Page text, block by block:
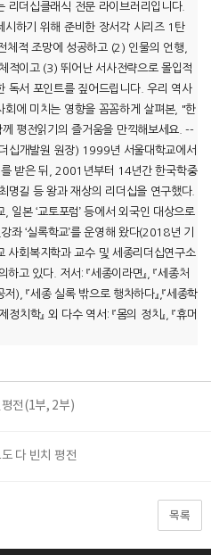
리더십클래식 전문 라이브러리입니다.
시하기 위해 준비한 장서각 시리즈 1탄
적 조망에 성공하고 (2) 인물의 언행,
적이고 (3) 뛰어난 서사전략으로 몰입적
독서 포인트를 짚어드립니다. 우리 역사
에 미치는 영향을 꼼꼼하게 살펴본, "한
평전읽기의 즐거움을 만끽해보세요. --
십개발원 원장) 1999년 서울대학교에서
를 받은 뒤, 2001년부터 14년간 한국학중
명길 등 왕과 재상의 리더십을 연구했다.
일본 ‘교토포럼’ 등에서 외국인 대상으로
좌 ‘실록학교’를 운영해 왔다(2018년 기
회복지학과 교수 및 세종리더십연구소
고 있다. 저서: 『세종이라면』, 『세종처
저), 『세종 실록 밖으로 행차하다』,『세종학
정치학』 외 다수 역서: 『몸의 정치』, 『휴머
전(1부, 2부)
다 빈치 평전
목록